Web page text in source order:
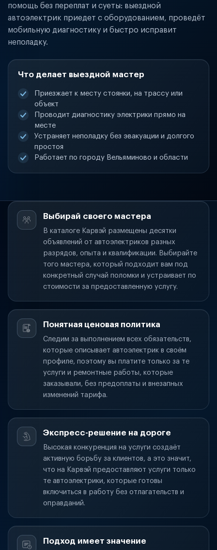
помощь без переплат и суеты: выездной
автоэлектрик приедет с оборудованием, проведёт
мобильную диагностику и быстро исправит
неполадку.
Что делает выездной мастер
Приезжает к месту стоянки, на трассу или
объект
Проводит диагностику электрики прямо на
месте
Устраняет неполадку без эвакуации и долгого
простоя
Работает по городу Вельяминово и области
Выбирай своего мастера
В каталоге Карвэй размещены десятки
объявлений от автоэлектриков разных
разрядов, опыта и квалификации. Выбирайте
того мастера, который подходит вам под
конкретный случай поломки и устраивает по
стоимости за предоставленную услугу.
Понятная ценовая политика
Следим за выполнением всех обязательств,
которые описывает автоэлектрик в своём
профиле, поэтому вы платите только за те
услуги и ремонтные работы, которые
заказывали, без предоплаты и внезапных
изменений тарифа.
Экспресс-решение на дороге
Высокая конкуренция на услуги создаёт
активную борьбу за клиентов, а это значит,
что на Карвэй предоставляют услуги только
те автоэлектрики, которые готовы
включиться в работу без отлагательств и
оправданий.
Подход имеет значение